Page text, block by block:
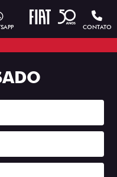
CONTATO